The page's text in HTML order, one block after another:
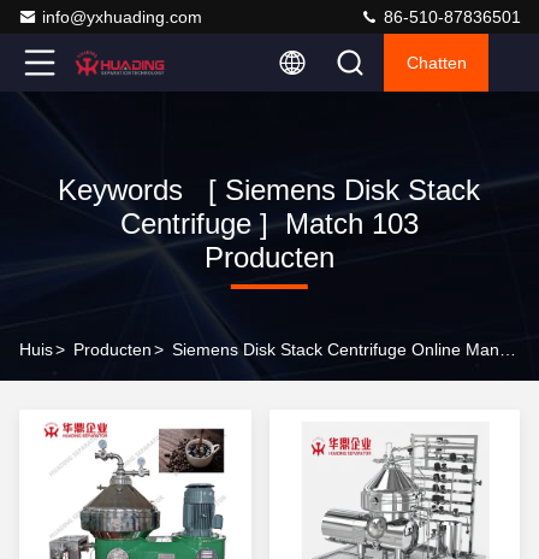
info@yxhuading.com 86-510-87836501
Chatten
Keywords [ Siemens Disk Stack
Centrifuge ] Match 103
Producten
Huis> Producten>